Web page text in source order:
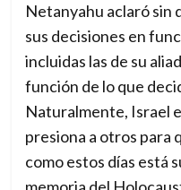
e
r
n
a
t
i
o
Netanyahu aclaró sin
sus decisiones en
incluidas las de su
función de lo que
Naturalmente, Israel
presiona a otros para
como estos días está